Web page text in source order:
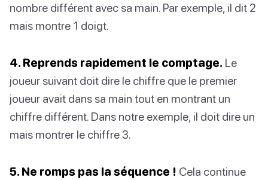
nombre différent avec sa main. Par exemple, il dit 2
mais montre 1 doigt.
4. Reprends rapidement le comptage. Le
joueur suivant doit dire le chiffre que le premier
joueur avait dans sa main tout en montrant un
chiffre différent. Dans notre exemple, il doit dire un
mais montrer le chiffre 3.
5. Ne romps pas la séquence ! Cela continue